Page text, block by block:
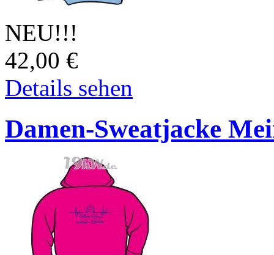
NEU!!!
42,00 €
Details sehen
Damen-Sweatjacke